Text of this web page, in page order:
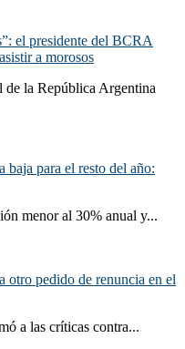
el presidente del BCRA
a morosos
de la República Argentina
para el resto del año:
menor al 30% anual y...
otro pedido de renuncia en el
a las críticas contra...